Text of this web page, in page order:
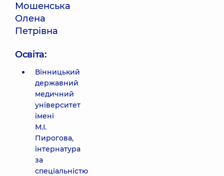
Мошенська
Олена
Петрівна
Освіта:
Вінницький
державний
медичний
університет
імені
М.І.
Пирогова,
інтернатура
за
спеціальністю